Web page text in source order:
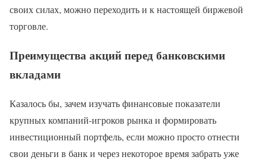
своих силах, можно переходить и к настоящей биржевой
торговле.
Преимущества акций перед банковскими
вкладами
Казалось бы, зачем изучать финансовые показатели
крупных компаний-игроков рынка и формировать
инвестиционный портфель, если можно просто отнести
свои деньги в банк и через некоторое время забрать уже